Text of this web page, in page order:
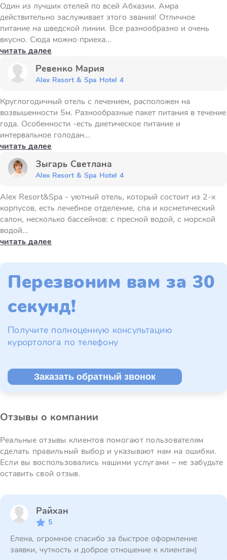
Один из лучших отелей по всей Абхазии. Амра
действительно заслуживает этого звания! Отличное
питание на шведской линии. Все разнообразно и очень
вкусно. Сюда можно приеха...
читать далее
Ревенко Мария
Alex Resort & Spa Hotel 4
Круглогодичный отель с лечением, расположен на
возвышенности 5м. Разнообразные пакет питания в течение
года. Особенности -есть диетическое питание и
интервальное голодан...
читать далее
Зыгарь Светлана
Alex Resort & Spa Hotel 4
Alex Resort&Spa - уютный отель, который состоит из 2-х
корпусов, есть лечебное отделение, спа и косметический
салон, несколько бассейнов: с пресной водой, с морской
водой...
читать далее
Перезвоним вам за 30
секунд!
Получите полноценную консультацию
курортолога по телефону
Заказать обратный звонок
Отзывы о компании
Реальные отзывы клиентов помогают пользователям
сделать правильный выбор и указывают нам на ошибки.
Если вы воспользовались нашими услугами – не забудьте
оставить свой отзыв.
Райхан
5
Елена, огромное спасибо за быстрое оформление
заявки, чуткость и доброе отношение к клиентам)